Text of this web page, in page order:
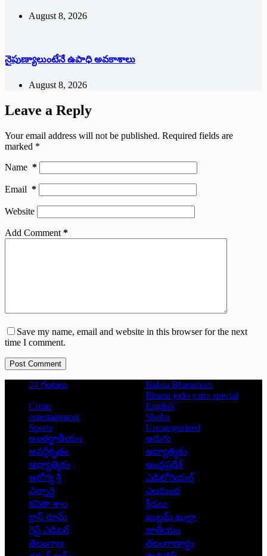
August 8, 2026
నైపుణ్యాలుంటేనే ఉపాధి అవకాశాలు
August 8, 2026
Leave a Reply
Your email address will not be published. Required fields are
marked *
Name *
Email *
Website
Add Comment *
Save my name, email and website in this browser for the next
time I comment.
Post Comment
24 గంటలు
Balala Bharatham
Bharat jodo yatra special
Crime
English
entertainment
Shoba
Sports
Uncategorized
అంతర్జాతీయం
అరుగు
అవర్గీకృతం
ఆద్యాత్మికం
ఆధ్యాత్మికం
ఆంధ్రప్రదేశ్
ఆరోగ్య శ్రీ
ఎడిటోరియల్
ఎన్నారై
ఎలమంద
కవితా శాల
క్రీడలు
క్లాస్ రూమ్
ఖుల్లమ్ ఖుల్లా
గెస్ట్ ఎడిటర్
జాతీయం
తెలంగాణ
తెలంగాణార్థం